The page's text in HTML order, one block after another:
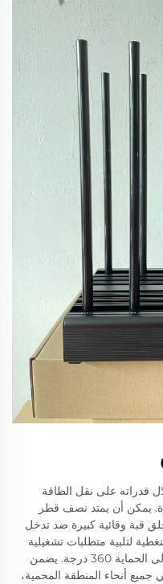
قدراته على نقل الطاقة
يمكن أن يمتد نصف قطر
قبة وقائية كبيرة ضد تدخل
لتلبية متطلبات تشغيلية
محددة ، من التشويش الاتجاهي المركز إلى الحماية 360 درجة. يضمن
جميع أنحاء المنطقة المحمية،